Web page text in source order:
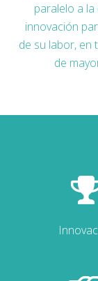
paralelo a
innovación
de su labor, en
de